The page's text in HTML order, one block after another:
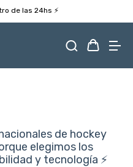
de las 24hs ⚡️
de hockey
elegimos los
y tecnología ⚡️